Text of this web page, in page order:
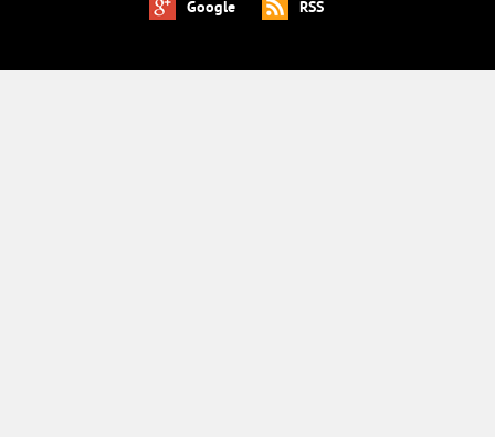
Google RSS